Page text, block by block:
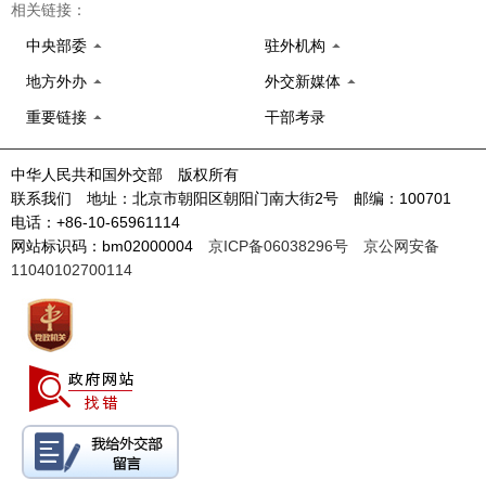
相关链接：
中央部委 驻外机构
地方外办 外交新媒体
重要链接 干部考录
中华人民共和国外交部 版权所有
联系我们 地址：北京市朝阳区朝阳门南大街2号 邮编：100701
电话：+86-10-65961114
网站标识码：bm02000004 京ICP备06038296号
京公网安备
11040102700114